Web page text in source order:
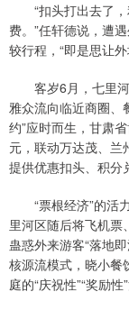
“扣头打出去了
费。”任轩德说，遭
较行程，“即是思让
客岁6月，七里
雅众流向临近商圈、
约”应时而生，甘肃
元，联动万达茂、兰
提供优惠扣头、积分
“票根经济”的活
里河区随后将飞机票
蛊惑外来游客“落地
核源流模式，晓小餐
庭的“庆祝性”“奖励性